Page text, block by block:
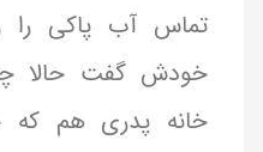
تماس آب پاکی
خودش گفت حالا
خانه پدری هم که